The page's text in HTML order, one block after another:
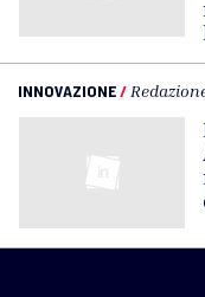
INNOVAZIONE/